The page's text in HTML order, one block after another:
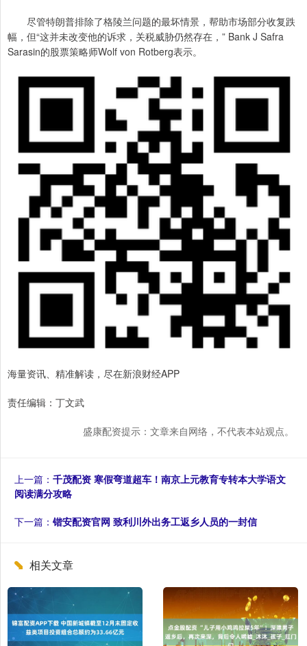
尽管特朗普排除了格陵兰问题的最坏情景，帮助市场部分收复跌
幅，但“这并未改变他的诉求，关税威胁仍然存在，” Bank J Safra
Sarasin的股票策略师Wolf von Rotberg表示。
海量资讯、精准解读，尽在新浪财经APP
责任编辑：丁文武
盛康配资提示：文章来自网络，不代表本站观点。
上一篇： 千茂配资 寒假弯道超车！南京上元教育专转本大学语文
阅读满分攻略
下一篇： 锴安配资官网 致利川外出务工返乡人员的一封信
相关文章